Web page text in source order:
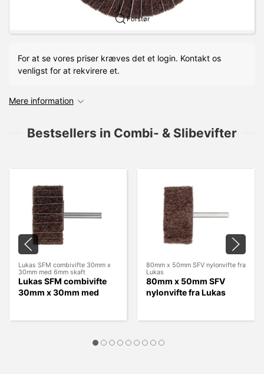
Forstør
For at se vores priser kræves det et login. Kontakt os
venligst for at rekvirere et.
Mere information
Bestsellers in Combi- & Slibevifter
Lukas SFM combivifte 30mm x
30mm med 6mm skaft
Lukas SFM combivifte
30mm x 30mm med
80mm x 50mm SFV nylonvifte fra
Lukas
80mm x 50mm SFV
nylonvifte fra Lukas